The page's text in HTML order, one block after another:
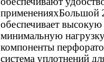
примененияхБольшой
обеспечивает высокую
минимальную
компоненты
система уплотнений